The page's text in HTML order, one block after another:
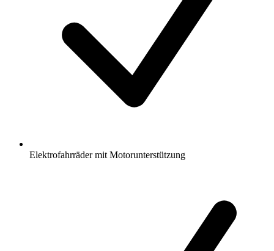
Elektrofahrräder mit Motorunterstützung